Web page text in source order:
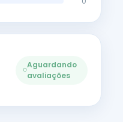
Aguardando
avaliações